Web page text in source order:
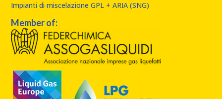
Impianti di miscelazione GPL + ARIA (SNG)
Member of: